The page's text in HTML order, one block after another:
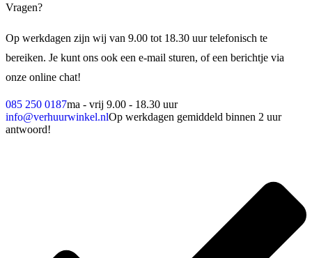
Vragen?
Op werkdagen zijn wij van 9.00 tot 18.30 uur telefonisch te
bereiken. Je kunt ons ook een e-mail sturen, of een berichtje via
onze online chat!
085 250 0187ma - vrij 9.00 - 18.30 uur
info@verhuurwinkel.nlOp werkdagen gemiddeld binnen 2 uur
antwoord!